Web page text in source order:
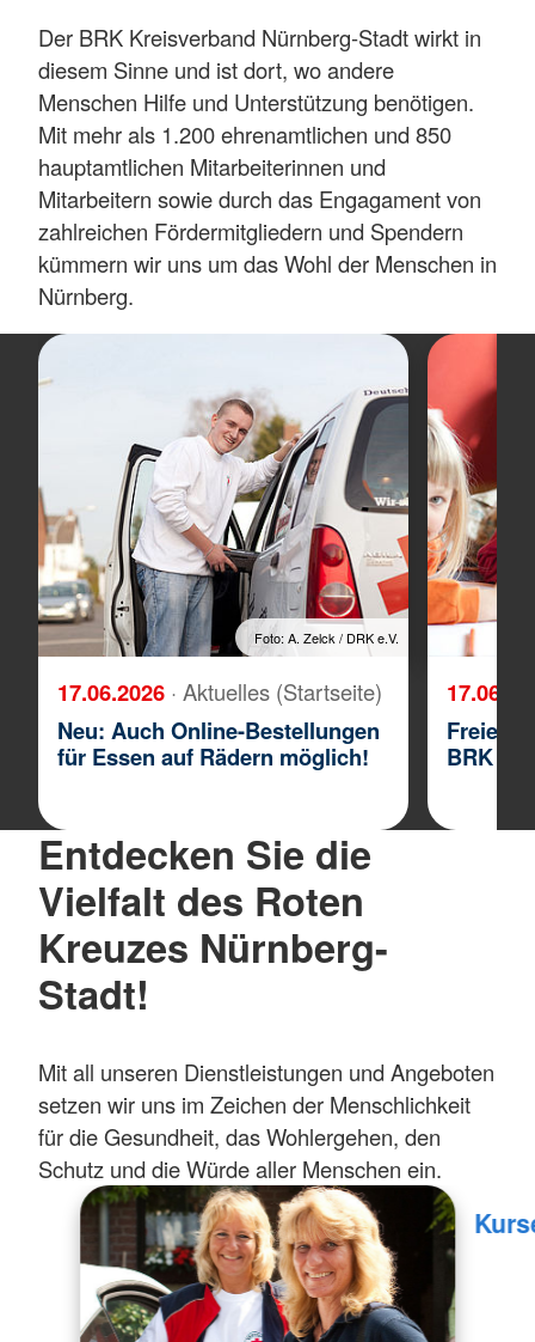
Der BRK Kreisverband Nürnberg-Stadt wirkt in
diesem Sinne und ist dort, wo andere
Menschen Hilfe und Unterstützung benötigen.
Mit mehr als 1.200 ehrenamtlichen und 850
hauptamtlichen Mitarbeiterinnen und
Mitarbeitern sowie durch das Engagament von
zahlreichen Fördermitgliedern und Spendern
kümmern wir uns um das Wohl der Menschen in
Nürnberg.
Foto: A. Zelck / DRK e.V.
17.06.2026 · Aktuelles (Startseite)
Neu: Auch Online-Bestellungen
für Essen auf Rädern möglich!
Freie
BRK
Entdecken Sie die
Vielfalt des Roten
Kreuzes Nürnberg-
Stadt!
Mit all unseren Dienstleistungen und Angeboten
setzen wir uns im Zeichen der Menschlichkeit
für die Gesundheit, das Wohlergehen, den
Schutz und die Würde aller Menschen ein.